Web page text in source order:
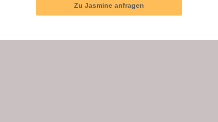
Zu Jasmine anfragen